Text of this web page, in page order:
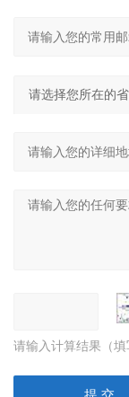
请输入计算结果（